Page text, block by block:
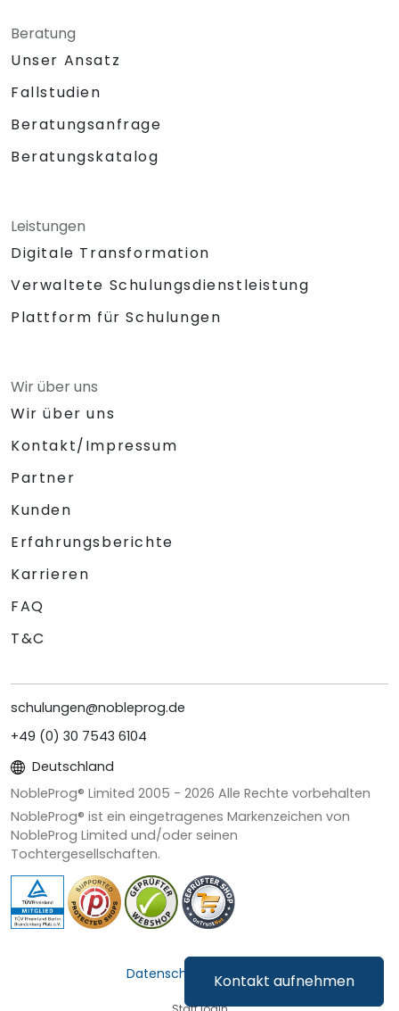
Kontakt aufnehmen
Beratung
Unser Ansatz
Fallstudien
Beratungsanfrage
Beratungskatalog
Leistungen
Digitale Transformation
Verwaltete Schulungsdienstleistung
Plattform für Schulungen
Wir über uns
Wir über uns
Kontakt/Impressum
Partner
Kunden
Erfahrungsberichte
Karrieren
FAQ
T&C
schulungen@nobleprog.de
+49 (0) 30 7543 6104
Deutschland
NobleProg® Limited 2005 - 2026 Alle Rechte vorbehalten
NobleProg® ist ein eingetragenes Markenzeichen von
NobleProg Limited und/oder seinen
Tochtergesellschaften.
Datenschutz & Cookies